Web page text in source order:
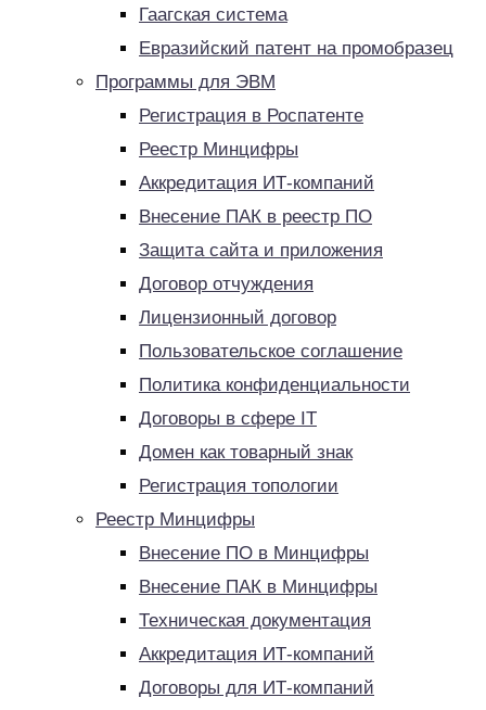
Гаагская система
Евразийский патент на промобразец
Программы для ЭВМ
Регистрация в Роспатенте
Реестр Минцифры
Аккредитация ИТ-компаний
Внесение ПАК в реестр ПО
Защита сайта и приложения
Договор отчуждения
Лицензионный договор
Пользовательское соглашение
Политика конфиденциальности
Договоры в сфере IT
Домен как товарный знак
Регистрация топологии
Реестр Минцифры
Внесение ПО в Минцифры
Внесение ПАК в Минцифры
Техническая документация
Аккредитация ИТ-компаний
Договоры для ИТ-компаний